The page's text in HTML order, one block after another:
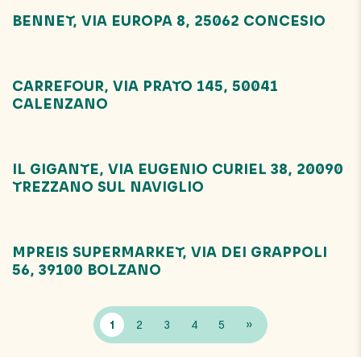
BENNET, VIA EUROPA 8, 25062 CONCESIO
CARREFOUR, VIA PRATO 145, 50041
CALENZANO
IL GIGANTE, VIA EUGENIO CURIEL 38, 20090
TREZZANO SUL NAVIGLIO
MPREIS SUPERMARKET, VIA DEI GRAPPOLI
56, 39100 BOLZANO
1 2 3 4 5 »